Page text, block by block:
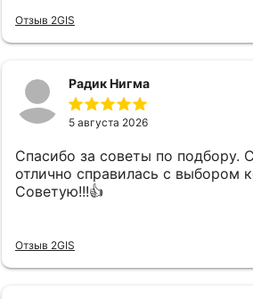
Отзыв 2GIS
Радик Нигма
5 августа 2026
Спасибо за советы по подбору.
отлично справилась с выбором
Советую!!!👍
Отзыв 2GIS